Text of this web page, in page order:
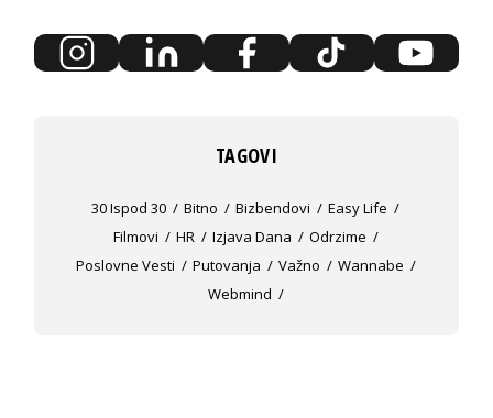
TAGOVI
30 Ispod 30 Bitno Bizbendovi
Easy Life
Filmovi
HR Izjava Dana
Odrzime
Poslovne Vesti
Putovanja Važno
Wannabe
Webmind